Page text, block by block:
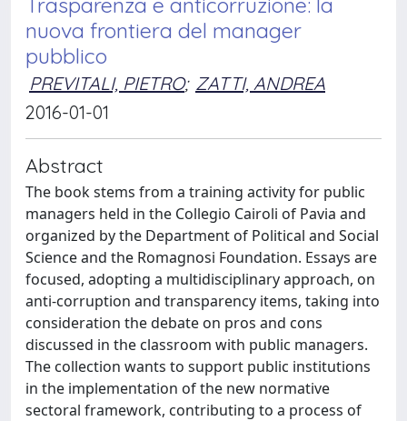
nuova frontiera del manager
pubblico
PREVITALI, PIETRO; ZATTI, ANDREA
2016-01-01
Abstract
The book stems from a training activity for public
managers held in the Collegio Cairoli of Pavia and
organized by the Department of Political and Social
Science and the Romagnosi Foundation. Essays are
focused, adopting a multidisciplinary approach, on
anti-corruption and transparency items, taking into
consideration the debate on pros and cons
discussed in the classroom with public managers.
The collection wants to support public institutions
in the implementation of the new normative
sectoral framework, contributing to a process of